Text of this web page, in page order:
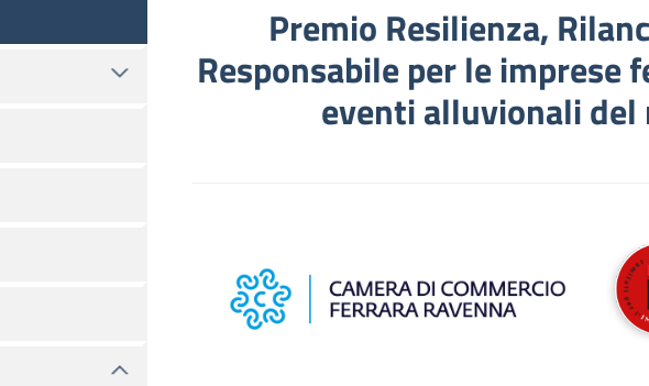
Premio Resilienza,
Responsabile per le
eventi alluvionali del